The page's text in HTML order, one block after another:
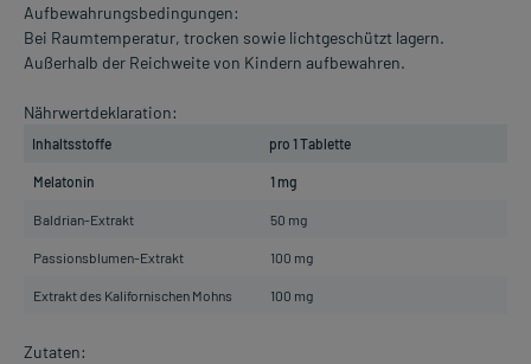
Aufbewahrungsbedingungen:
Bei Raumtemperatur, trocken sowie lichtgeschützt lagern.
Außerhalb der Reichweite von Kindern aufbewahren.
Nährwertdeklaration:
Inhaltsstoffe pro 1 Tablette
Melatonin 1 mg
Baldrian-Extrakt 50 mg
Passionsblumen-Extrakt 100 mg
Extrakt des Kalifornischen Mohns 100 mg
Zutaten: